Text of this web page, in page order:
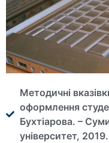
Методичні
оформлення
Бухтіарова. –
університет,